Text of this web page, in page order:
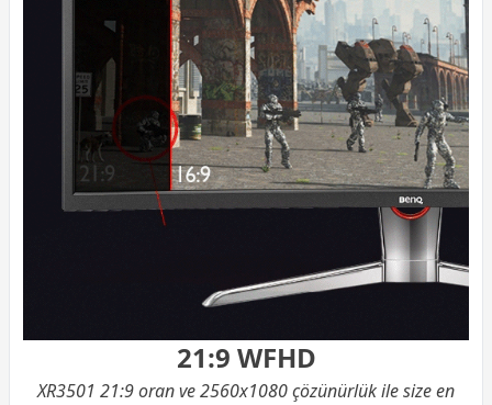
21:9 WFHD
XR3501 21:9 oran ve 2560x1080 çözünürlük ile size en